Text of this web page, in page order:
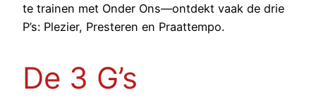
te trainen met Onder Ons—ontdekt vaak de drie
P’s: Plezier, Presteren en Praattempo.
De 3 G’s